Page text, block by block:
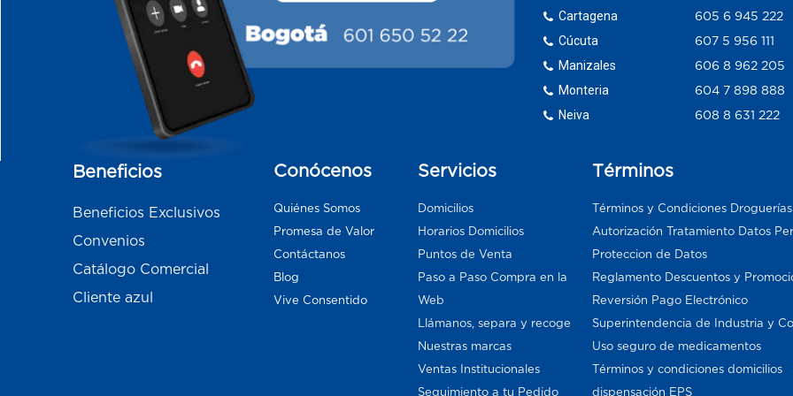
Cartagena
Cúcuta
Manizales
Monteria
Neiva
605 6 945 222
607 5 956 111
606 8 962 205
604 7 898 888
608 8 631 222
Beneficios
Beneficios Exclusivos
Convenios
Catálogo Comercial
Cliente azul
Conócenos
Quiénes Somos
Promesa de Valor
Contáctanos
Blog
Vive Consentido
Servicios
Domicilios
Horarios Domicilios
Puntos de Venta
Paso a Paso Compra en la
Web
Llámanos, separa y recoge
Nuestras marcas
Ventas Institucionales
Seguimiento a tu Pedido
Términos
Términos y Condiciones
Autorización Tratamiento Datos
Proteccion de Datos
Reglamento Descuentos y
Reversión Pago Electrónico
Superintendencia de Industria y
Uso seguro de medicamentos
Términos y condiciones domicilios
dispensación EPS